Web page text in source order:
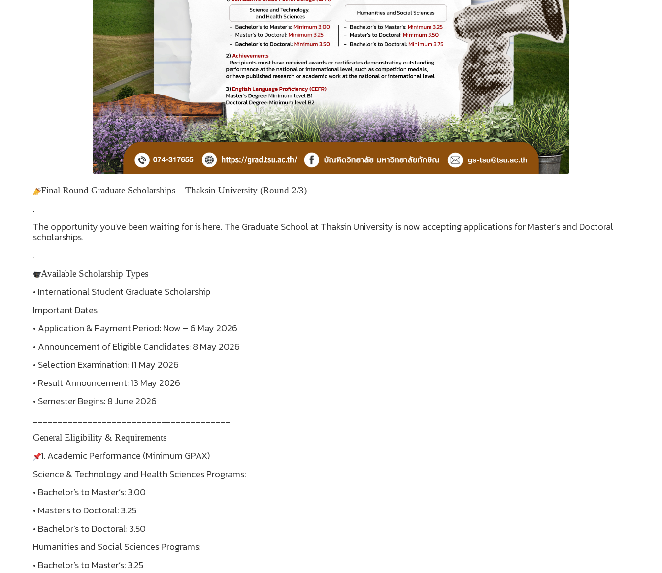
Final Round Graduate Scholarships – Thaksin University (Round 2/3)
.
The opportunity you've been waiting for is here. The Graduate School at Thaksin University is now accepting applications for Master’s and Doctoral
scholarships.
.
Available Scholarship Types
• International Student Graduate Scholarship
Important Dates
• Application & Payment Period: Now – 6 May 2026
• Announcement of Eligible Candidates: 8 May 2026
• Selection Examination: 11 May 2026
• Result Announcement: 13 May 2026
• Semester Begins: 8 June 2026
________________________________________
General Eligibility & Requirements
1. Academic Performance (Minimum GPAX)
Science & Technology and Health Sciences Programs:
• Bachelor’s to Master’s: 3.00
• Master’s to Doctoral: 3.25
• Bachelor’s to Doctoral: 3.50
Humanities and Social Sciences Programs:
• Bachelor’s to Master’s: 3.25